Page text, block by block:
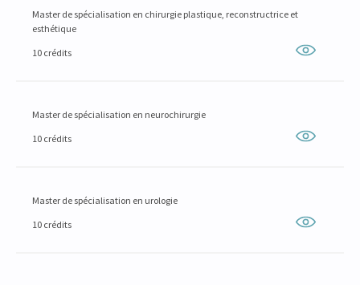
Master de spécialisation en chirurgie plastique, reconstructrice et
esthétique
10 crédits
Master de spécialisation en neurochirurgie
10 crédits
Master de spécialisation en urologie
10 crédits